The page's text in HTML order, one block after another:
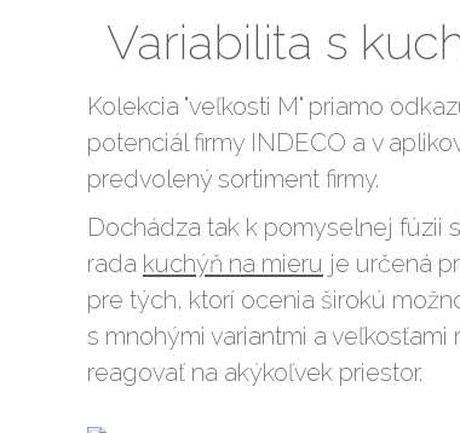
Variabilita s
Kolekcia "veľkosti M" priamo
potenciál firmy INDECO a v
predvolený sortiment firmy.
Dochádza tak k pomyselnej fúzii
rada kuchýň na mieru je určená
pre tých, ktorí ocenia širokú
s mnohými variantmi a
reagovať na akýkoľvek priestor.